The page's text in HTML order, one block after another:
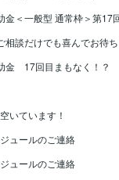
金＜一般型 通常枠＞第17
相談だけでも喜んでお待
金 17回目まもなく！？
いています！
ュールのご連絡
ュールのご連絡